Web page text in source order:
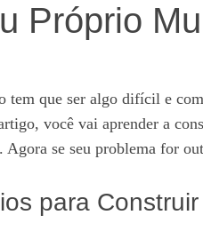
Próprio
tem que ser algo difícil e
você vai aprender a
Agora se seu problema for
para